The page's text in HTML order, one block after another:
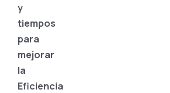
y
tiempos
para
mejorar
la
Eficiencia